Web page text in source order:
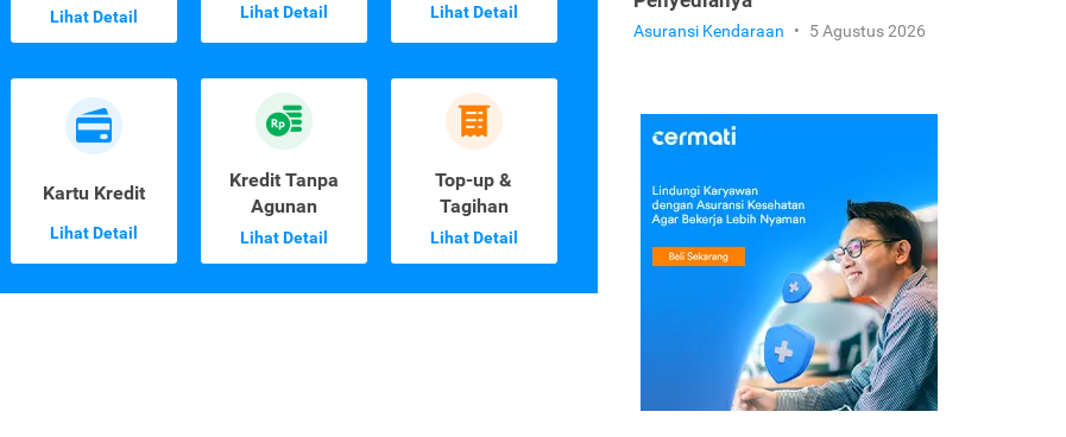
Lihat Detail Lihat Detail Lihat Detail
Kartu Kredit
Lihat Detail
Kredit Tanpa
Agunan
Lihat Detail
Top-up &
Tagihan
Lihat Detail
Asuransi Kendaraan • 5 Agustus 2026